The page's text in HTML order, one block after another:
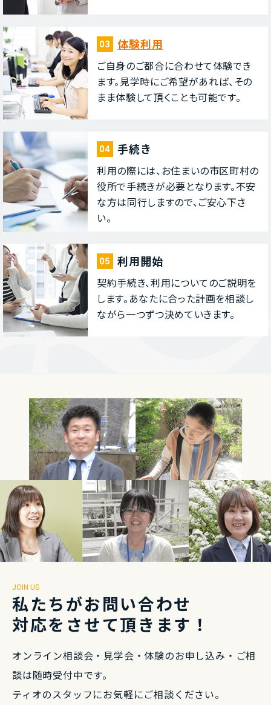
03 体験利⽤
ご⾃⾝のご都合に合わせて体験でき
ます。⾒学時にご希望があれば、その
まま体験して頂くことも可能です。
04 ⼿続き
利⽤の際には、お住まいの市区町村の
役所で⼿続きが必要となります。不安
な⽅は同⾏しますので、ご安⼼下さ
い。
05 利⽤開始
契約⼿続き、利⽤についてのご説明を
します。あなたに合った計画を相談し
ながら⼀つずつ決めていきます。
JOIN US
私たちがお問い合わせ
対応をさせて頂きます！
オンライン相談会・⾒学会・体験のお申し込み・ ご相
談は随時受付中です。
ティオのスタッフにお気軽にご相談ください。